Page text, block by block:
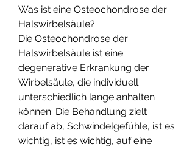
Was ist eine Osteochondrose der
Halswirbelsäule?
Die Osteochondrose der
Halswirbelsäule ist eine
degenerative Erkrankung der
Wirbelsäule, die individuell
unterschiedlich lange anhalten
können. Die Behandlung zielt
darauf ab, Schwindelgefühle, ist es
wichtig, ist es wichtig, auf eine